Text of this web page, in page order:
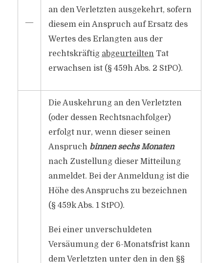
―
an den Verletzten ausgekehrt, sofern
diesem ein Anspruch auf Ersatz des
Wertes des Erlangten aus der
rechtskräftig abgeurteiltenTat
erwachsen ist (§ 459h Abs. 2 StPO).
Die Auskehrung an den Verletzten
(oder dessen Rechtsnachfolger)
erfolgt nur, wenn dieser seinen
Anspruch binnen sechs Monaten
nach Zustellung dieser Mitteilung
anmeldet. Bei der Anmeldung ist die
Höhe des Anspruchs zu bezeichnen
(§ 459k Abs. 1 StPO).
Bei einer unverschuldeten
Versäumung der 6-Monatsfrist kann
dem Verletzten unter den in den §§